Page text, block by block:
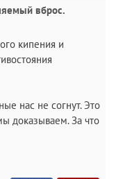
вброс.
кипения и
нас не согнут. Это
доказываем. За что